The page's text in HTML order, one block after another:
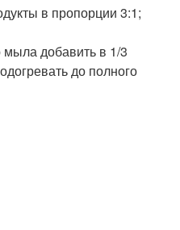
в пропорции 3:1;
мыла добавить в 1/3
до полного